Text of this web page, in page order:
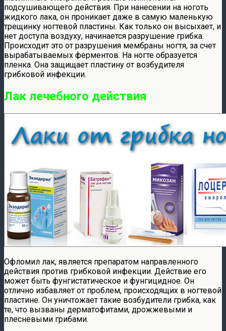
подсушивающего действия. При нанесении на ноготь
жидкого лака, он проникает даже в самую маленькую
трещинку ногтевой пластины. Как только он высыхает, и
нет доступа воздуху, начинается разрушение грибка.
Происходит это от разрушения мембраны ногтя, за счет
вырабатываемых ферментов. На ногте образуется
пленка. Она защищает пластину от возбудителя
грибковой инфекции.
Лак лечебного действия
Офломил лак, является препаратом направленного
действия против грибковой инфекции. Действие его
может быть фунгистатическое и фунгицидное. Он
отлично избавляет от проблем, происходящих в ногтевой
пластине. Он уничтожает такие возбудители грибка, как
те, что вызваны дерматофитами, дрожжевыми и
плесневыми грибами.